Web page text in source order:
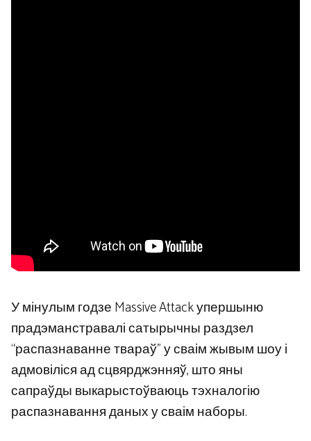
У мінулым годзе Massive Attack упершыню
прадэманстравалі сатырычны раздзел
“распазнаванне твараў” у сваім жывым шоу і
адмовіліся ад сцвярджэнняў, што яны
сапраўды выкарыстоўваюць тэхналогію
распазнавання даных у сваім наборы.